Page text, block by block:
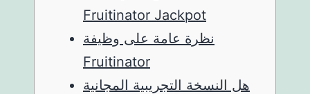
Fruitinator Jackpot
نظرة عامة على وظيفة
Fruitinator
هل النسخة التجريبية المجانية